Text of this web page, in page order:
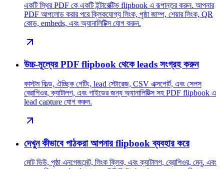
একটি স্থির PDF কে একটি ইন্টারেক্টিভ flipbook এ রূপান্তর করুন. আপনার
PDF আপলোড করার পরে ক্লিকযোগ্য লিংক, পৃষ্ঠা জাম্প, শেয়ার লিংক, QR
কোড, embeds, এবং অ্যানালিটিক্স যোগ করুন.
উচ্চ-মূল্যের PDF flipbook থেকে leads সংগ্রহ করুন
কাস্টম ফিল্ড, ঐচ্ছিক গেটিং, lead স্টোরেজ, CSV এক্সপোর্ট, এবং সেলস
ব্রোশিওর, ক্যাটালগ, এবং গাইডের জন্য অ্যানালিটিক্স সহ PDF flipbook এ
lead capture যোগ করুন.
দেখুন কীভাবে পাঠকরা আপনার flipbook ব্যবহার করে
মোট ভিউ, পৃষ্ঠা এনগেজমেন্ট, লিংক ক্লিক, এবং ক্যাটালগ, ব্রোশিওর, মেনু, এবং